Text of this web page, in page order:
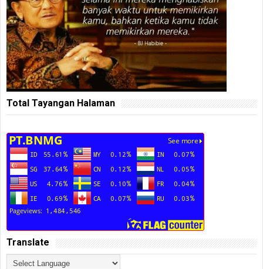
Total Tayangan Halaman
Translate